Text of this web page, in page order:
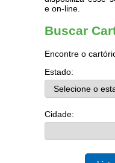
e on-line.
Buscar
Encontre o
Estado:
Cidade: